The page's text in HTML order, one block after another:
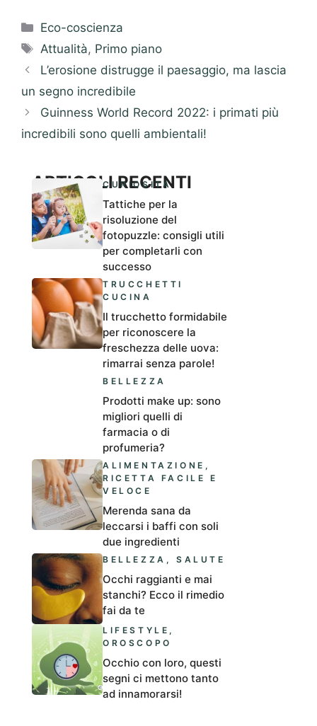
Categorie
Eco-coscienza
Tag
Attualità, Primo piano
L’erosione distrugge il paesaggio, ma lascia
un segno incredibile
Guinness World Record 2022: i primati più
incredibili sono quelli ambientali!
ARTICOLI RECENTI
CURIOSITÀ
Tattiche per la
risoluzione del
fotopuzzle: consigli utili
per completarli con
successo
TRUCCHETTI
CUCINA
Il trucchetto formidabile
per riconoscere la
freschezza delle uova:
rimarrai senza parole!
BELLEZZA
Prodotti make up: sono
migliori quelli di
farmacia o di
profumeria?
ALIMENTAZIONE ,
RICETTA FACILE E
VELOCE
Merenda sana da
leccarsi i baffi con soli
due ingredienti
BELLEZZA ,SALUTE
Occhi raggianti e mai
stanchi? Ecco il rimedio
fai da te
LIFESTYLE ,
OROSCOPO
Occhio con loro, questi
segni ci mettono tanto
ad innamorarsi!